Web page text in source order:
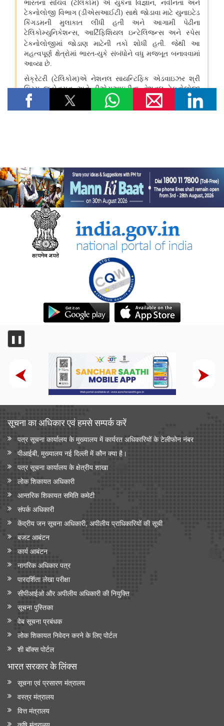
❚❚
सूचना का अधिकार एवं हमसे सम्‍पर्क करें
पत्र सूचना कार्यालय के मुख्यालय में कार्यरत अधिकारियों के टेलीफोन नंबर
पीआईबी, मुख्यालय नई दिल्ली में कौन क्या है।
पत्र सूचना कार्यालय के क्षेत्रीय शाखा
लोक शिकायत अधिकारी
आन्‍तरिक शिकायत समिति कमेटी
संपर्क अधिकारी
केंद्रीय जन सूचना अधिकारी, अपीलीय प्राधिकारियों की सूची
बजट आबंटन
कार्य आबंटन
नागरिक अधिकार पत्र
पारदर्शिता लेखा परीक्षा
सीपीआईओ और अपी‍लीय अधिकारी की नियुक्ति
सूचना पुस्तिका
वेब सूचना प्रबंधक
लोक शिकायत निवेदन करने के लिए पोर्टल
शी बॉक्स पोर्टल
भारत सरकार के लिंक्‍स
सूचना एवं प्रसारण मंत्रालय
वस्त्र मंत्रालय
वित्त मंत्रालय